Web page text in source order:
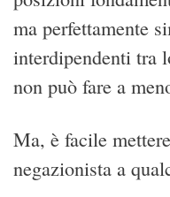
ma perfettamente
interdipendenti tra
non può fare a
Ma, è facile
negazionista a